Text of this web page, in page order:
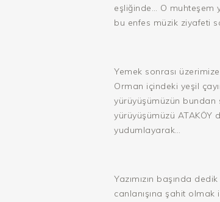
eşliğinde… O muhteşem
bu enfes müzik ziyafeti
Yemek sonrası
Orman içindeki yeşil
yürüyüşümüzün bundan
yürüyüşümüzü ATAKÖY
yudumlayarak…
Yazımızın başında
canlanışına şahit